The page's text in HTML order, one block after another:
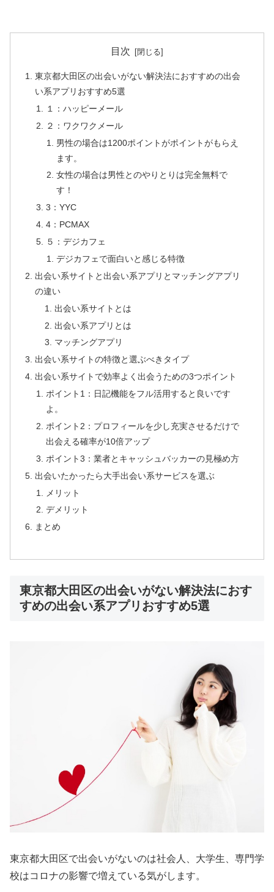
目次
東京都大田区の出会いがない解決法におすすめの出会
い系アプリおすすめ5選
１：ハッピーメール
２：ワクワクメール
男性の場合は1200ポイントがポイントがもらえ
ます。
女性の場合は男性とのやりとりは完全無料で
す！
3：YYC
4：PCMAX
５：デジカフェ
デジカフェで面白いと感じる特徴
出会い系サイトと出会い系アプリとマッチングアプリ
の違い
出会い系サイトとは
出会い系アプリとは
マッチングアプリ
出会い系サイトの特徴と選ぶべきタイプ
出会い系サイトで効率よく出会うための3つポイント
ポイント1：日記機能をフル活用すると良いです
よ。
ポイント2：プロフィールを少し充実させるだけで
出会える確率が10倍アップ
ポイント3：業者とキャッシュバッカーの見極め方
出会いたかったら大手出会い系サービスを選ぶ
メリット
デメリット
まとめ
東京都大田区の出会いがない解決法におす
すめの出会い系アプリおすすめ5選
東京都大田区で出会いがないのは社会人、大学生、専門学
校はコロナの影響で増えている気がします。